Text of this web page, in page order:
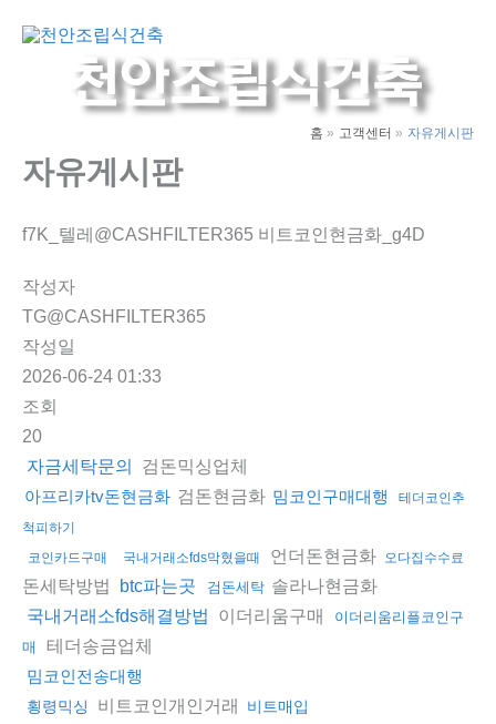
홈 고객센터 자유게시판
자유게시판
f7K_텔레@CASHFILTER365 비트코인현금화_g4D
작성자
TG@CASHFILTER365
작성일
2026-06-24 01:33
조회
20
자금세탁문의 검돈믹싱업체
아프리카tv돈현금화 검돈현금화 밈코인구매대행
테더코인추
척피하기
코인카드구매
국내거래소fds막혔을때 언더돈현금화 오다집수수료
돈세탁방법 btc파는곳 검돈세탁 솔라나현금화
국내거래소fds해결방법 이더리움구매
이더리움리플코인구
매
테더송금업체
밈코인전송대행
횡령믹싱 비트코인개인거래 비트매입